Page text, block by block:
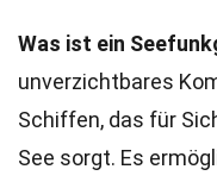
Was ist ein
unverzichtbares
Schiffen, das für
See sorgt. Es